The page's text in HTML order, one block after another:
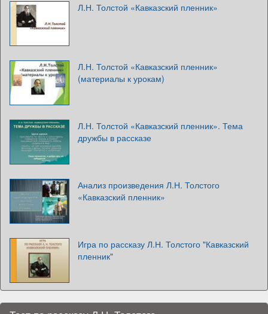
Л.Н. Толстой «Кавказский пленник»
Л.Н. Толстой «Кавказский пленник»
(материалы к урокам)
Л.Н. Толстой «Кавказский пленник». Тема
дружбы в рассказе
Анализ произведения Л.Н. Толстого
«Кавказский пленник»
Игра по рассказу Л.Н. Толстого "Кавказский
пленник"